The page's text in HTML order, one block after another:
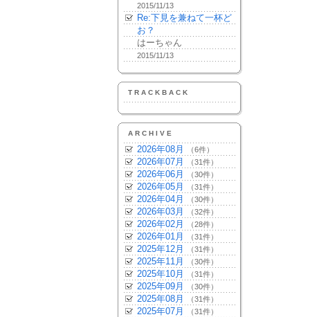
2015/11/13
Re:下見を兼ねて一杯ど
お？
はーちゃん
2015/11/13
TRACKBACK
ARCHIVE
2026年08月 （6件）
2026年07月 （31件）
2026年06月 （30件）
2026年05月 （31件）
2026年04月 （30件）
2026年03月 （32件）
2026年02月 （28件）
2026年01月 （31件）
2025年12月 （31件）
2025年11月 （30件）
2025年10月 （31件）
2025年09月 （30件）
2025年08月 （31件）
2025年07月 （31件）